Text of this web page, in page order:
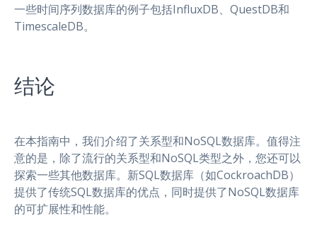
一些时间序列数据库的例子包括InfluxDB、QuestDB和
TimescaleDB。
结论
在本指南中，我们介绍了关系型和NoSQL数据库。值得注
意的是，除了流行的关系型和NoSQL类型之外，您还可以
探索一些其他数据库。新SQL数据库（如CockroachDB）
提供了传统SQL数据库的优点，同时提供了NoSQL数据库
的可扩展性和性能。